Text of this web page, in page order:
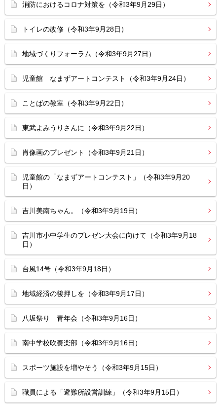
消防におけるコロナ対策を（令和3年9月29日）
トイレの改修（令和3年9月28日）
地域づくりフォーラム（令和3年9月27日）
児童館 なまずアートコンテスト（令和3年9月24日）
ことばの教室（令和3年9月22日）
東武よみうりさんに（令和3年9月22日）
肖像画のプレゼント（令和3年9月21日）
児童館の「なまずアートコンテスト」（令和3年9月20
日）
吉川美南ちゃん。（令和3年9月19日）
吉川市小中学生のプレゼン大会に向けて（令和3年9月18
日）
台風14号（令和3年9月18日）
地域経済の後押しを（令和3年9月17日）
八坂祭り 青年会（令和3年9月16日）
南中学校吹奏楽部（令和3年9月16日）
スポーツ施設を増やそう（令和3年9月15日）
職員による「避難所設営訓練」（令和3年9月15日）